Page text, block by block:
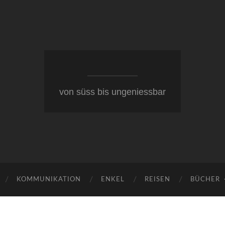
von süss bis ungeniessbar
KOMMUNIKATION ENKEL REISEN BÜCHER